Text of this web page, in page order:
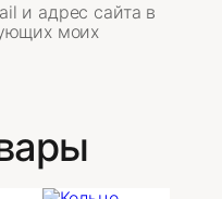
и адрес сайта в
моих